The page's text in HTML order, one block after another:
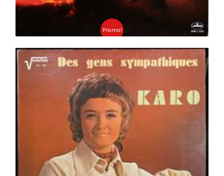
Promo!
Karo – Des Gens Sympathiques LP
Ajouter au panier